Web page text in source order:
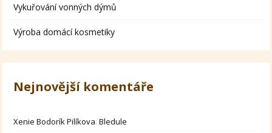
Vykuřování vonných dýmů
Výroba domácí kosmetiky
Nejnovější komentáře
Xenie Bodorík Pilíkova:Bledule